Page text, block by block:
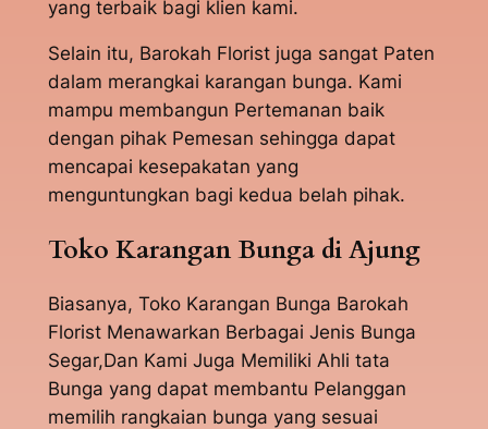
yang terbaik bagi klien kami.
Selain itu, Barokah Florist juga sangat Paten
dalam merangkai karangan bunga. Kami
mampu membangun Pertemanan baik
dengan pihak Pemesan sehingga dapat
mencapai kesepakatan yang
menguntungkan bagi kedua belah pihak.
Toko Karangan Bunga di Ajung
Biasanya, Toko Karangan Bunga Barokah
Florist Menawarkan Berbagai Jenis Bunga
Segar,Dan Kami Juga Memiliki Ahli tata
Bunga yang dapat membantu Pelanggan
memilih rangkaian bunga yang sesuai